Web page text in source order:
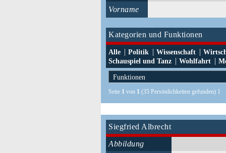
Vorname
Kategorien und Funktionen
Alle | Politik | Wissenschaft |
Schauspiel und Tanz | Wohlfahrt |
Seite 1 von 1 (35 Persönlichkeiten gefunden) 1
Siegfried Albrecht
Abbildung